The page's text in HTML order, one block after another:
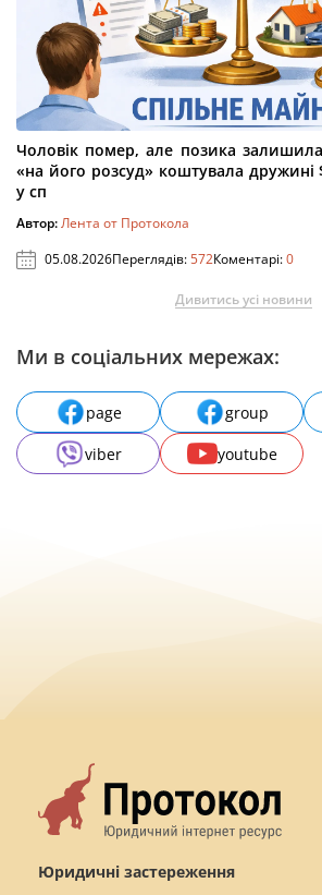
Чоловік помер, але позика
«на його розсуд» коштувала
у сп
Автор:Лента от Протокола
05.08.2026Переглядів:572Коментарі:0
Дивитись усі новини
Ми в соціальних мережах:
page group
viber
youtube
Юридичні застереження